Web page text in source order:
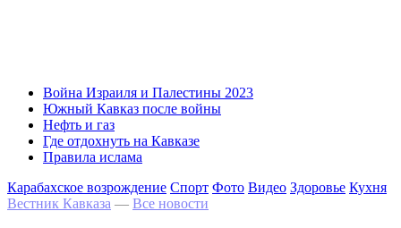
Война Израиля и Палестины 2023
Южный Кавказ после войны
Нефть и газ
Где отдохнуть на Кавказе
Правила ислама
Карабахское возрождение Спорт Фото Видео Здоровье Кухня
Вестник Кавказа — Все новости